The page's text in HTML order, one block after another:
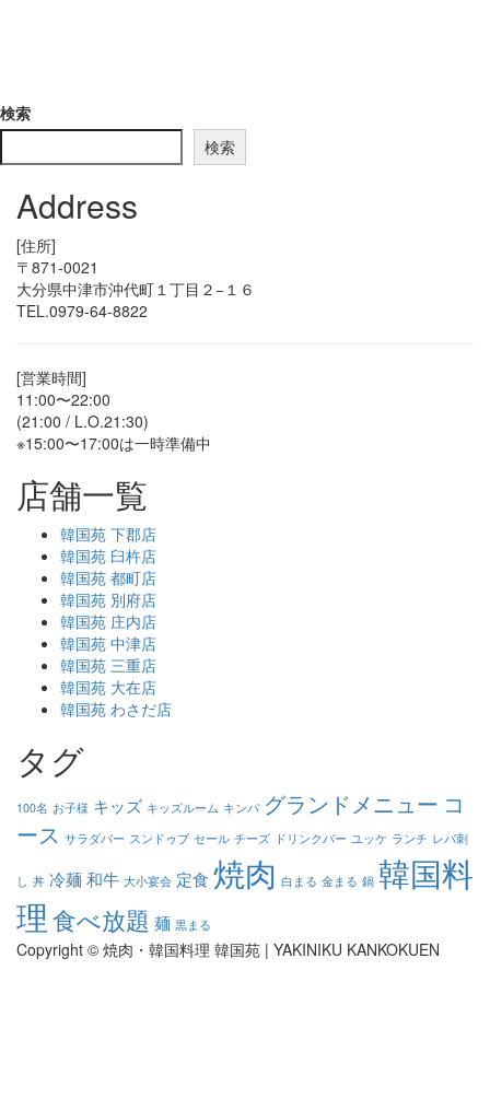
検索
検索
Address
[住所]
〒871-0021
大分県中津市沖代町１丁目２−１６
TEL.0979-64-8822
[営業時間]
11:00〜22:00
(21:00 / L.O.21:30)
※15:00〜17:00は一時準備中
店舗一覧
韓国苑 下郡店
韓国苑 臼杵店
韓国苑 都町店
韓国苑 別府店
韓国苑 庄内店
韓国苑 中津店
韓国苑 三重店
韓国苑 大在店
韓国苑 わさだ店
タグ
100名 お子様 キッズ キッズルーム キンパ グランドメニュー コ
ース サラダバー スンドゥブ セール チーズ ドリンクバー ユッケ ランチ レバ刺
し 丼 冷麺和牛 大小宴会 定食 焼肉 白まる 金まる 鍋 韓国料
理 食べ放題 麺 黒まる
Copyright © 焼肉・韓国料理 韓国苑 | YAKINIKU KANKOKUEN